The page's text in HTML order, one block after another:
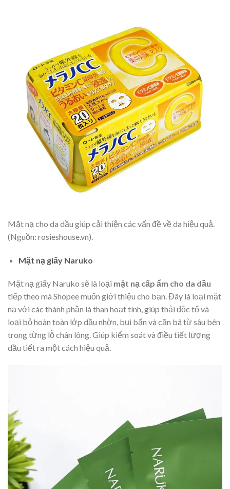
Mặt nạ cho da dầu giúp cải thiện các vấn đề về da hiệu quả.
(Nguồn: rosieshouse.vn).
Mặt nạ giấy Naruko
Mặt nạ giấy Naruko sẽ là loại mặt nạ cấp ẩm cho da dầu
tiếp theo mà Shopee muốn giới thiệu cho bạn. Đây là loại mặt
nạ với các thành phần là than hoạt tính, giúp thải độc tố và
loại bỏ hoàn toàn lớp dầu nhờn, bụi bẩn và cặn bã từ sâu bên
trong từng lỗ chân lông. Giúp kiểm soát và điều tiết lượng
dầu tiết ra một cách hiệu quả.